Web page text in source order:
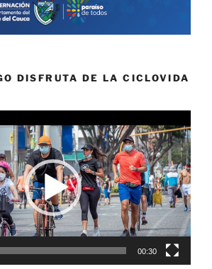
DISFRUTA DE LA CICLOVIDA
00:30